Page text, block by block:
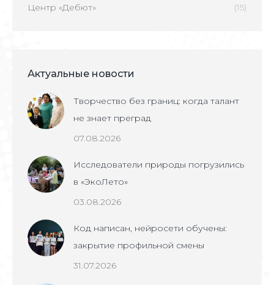
Центр «Дебют»
(15)
Актуальные новости
Творчество без границ: когда талант
не знает преград
07.08.2026
Исследователи природы погрузились
в «ЭкоЛето»
03.08.2026
Код написан, нейросети обучены:
закрытие профильной смены
31.07.2026